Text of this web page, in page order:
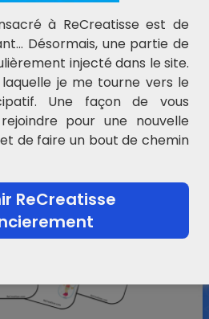
à ReCreatisse est de
Désormais, une partie de
injecté dans le site.
je me tourne vers le
Une façon de vous
pour une nouvelle
de faire un bout de chemin
ReCreatisse